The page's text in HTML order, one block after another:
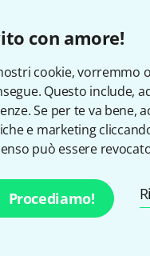
con amore!
cookie, vorremmo
Questo include,
Se per te va bene,
e marketing
può essere
Procediamo!
Scalatura
Tremolo
Incl. custodia rigida